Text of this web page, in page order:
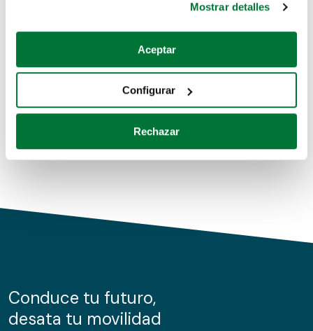
Si lo permite, también quisiéramos:
Recopilar información sobre su ubicación geográfica
Identificar su dispositivo analizándolo activamente
para buscar características específicas (huellas
Obtenga más información sobre cómo se procesan sus
de cookies.
información sobre el uso que haga del sitio web con
nuestros partners de redes sociales, publicidad y análisis
Mostrar detalles
Aceptar
Configurar
Rechazar
Coches de segunda mano
Coches de km0
Conduce tu futuro,
desata tu movilidad